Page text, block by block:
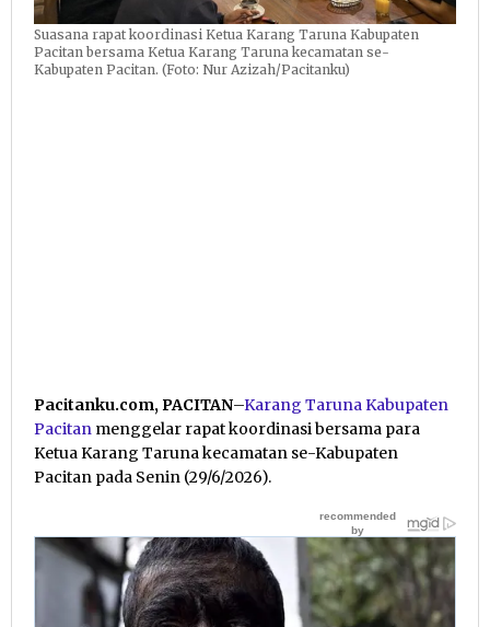
Suasana rapat koordinasi Ketua Karang Taruna Kabupaten
Pacitan bersama Ketua Karang Taruna kecamatan se-
Kabupaten Pacitan. (Foto: Nur Azizah/Pacitanku)
Pacitanku.com, PACITAN–Karang Taruna Kabupaten
Pacitan menggelar rapat koordinasi bersama para
Ketua Karang Taruna kecamatan se-Kabupaten
Pacitan pada Senin (29/6/2026).